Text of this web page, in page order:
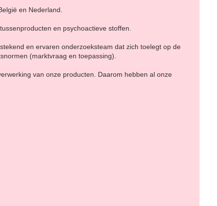
en Nederland.
en psychoactieve stoffen.
en ervaren onderzoeksteam dat zich toelegt op de
(marktvraag en toepassing).
van onze producten. Daarom hebben al onze